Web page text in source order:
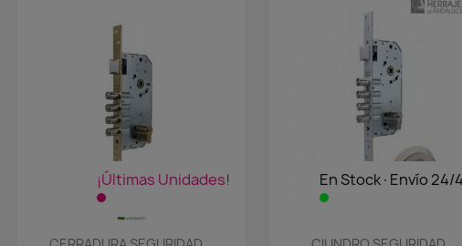
¡Últimas Unidades!
Vista rápida
En Stock·Envío 24/
Vista rápida